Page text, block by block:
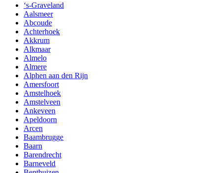
‘s-Graveland
Aalsmeer
Abcoude
Achterhoek
Akkrum
Alkmaar
Almelo
Almere
Alphen aan den Rijn
Amersfoort
Amstelhoek
Amstelveen
Ankeveen
Apeldoorn
Arcen
Baambrugge
Baarn
Barendrecht
Barneveld